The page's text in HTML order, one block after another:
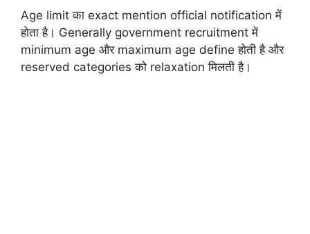
Age limit का exact mention official notification में
होता है। Generally government recruitment में
minimum age और maximum age define होती है और
reserved categories को relaxation मिलती है।